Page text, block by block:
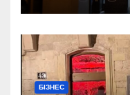
БІЗНЕС